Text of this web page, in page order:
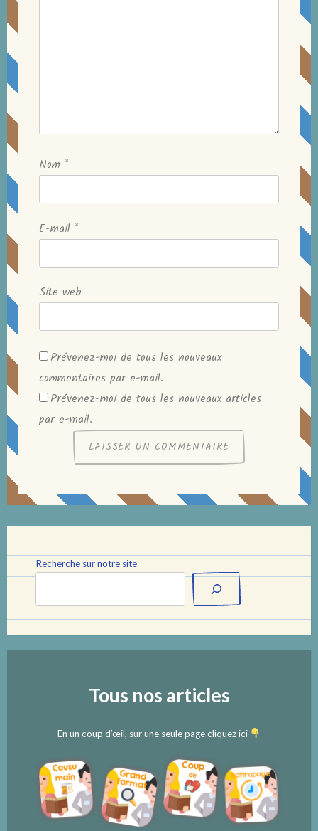
Nom *
E-mail *
Site web
Prévenez-moi de tous les nouveaux
commentaires par e-mail.
Prévenez-moi de tous les nouveaux articles
par e-mail.
Recherche sur notre site
Tous nos articles
En un coup d’œil, sur une seule page cliquez ici